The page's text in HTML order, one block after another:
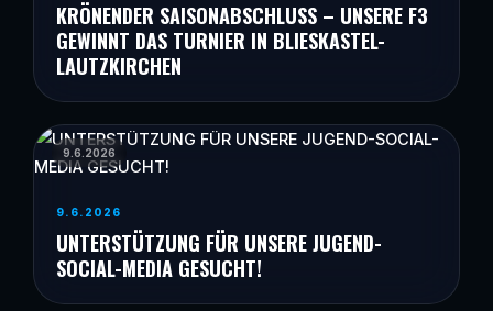
KRÖNENDER SAISONABSCHLUSS – UNSERE F3
GEWINNT DAS TURNIER IN BLIESKASTEL-
LAUTZKIRCHEN
9.6.2026
9.6.2026
UNTERSTÜTZUNG FÜR UNSERE JUGEND-
SOCIAL-MEDIA GESUCHT!